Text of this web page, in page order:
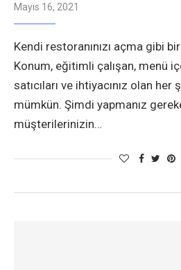
Mayıs 16, 2021
Kendi restoranınızı açma gibi
Konum, eğitimli çalışan, menü
satıcıları ve ihtiyacınız olan her
mümkün. Şimdi yapmanız
müşterilerinizin…